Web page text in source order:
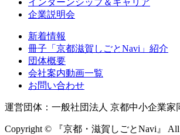
インターンシップ＆キャリア
企業説明会
新着情報
冊子「京都滋賀しごとNavi」紹介
団体概要
会社案内動画一覧
お問い合わせ
運営団体：一般社団法人 京都中小企業家
Copyright © 『京都・滋賀しごとNavi』 All